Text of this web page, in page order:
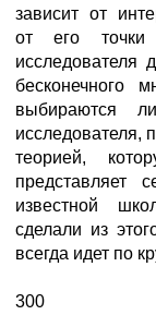
зависит от
от его точки
исследователя
бесконечного
выбираются
исследователя,
теорией,
представляет
известной
сделали из
всегда идет по
300